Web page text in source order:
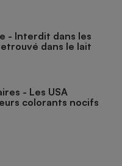
- Interdit dans les
dans le lait
- Les USA
colorants nocifs